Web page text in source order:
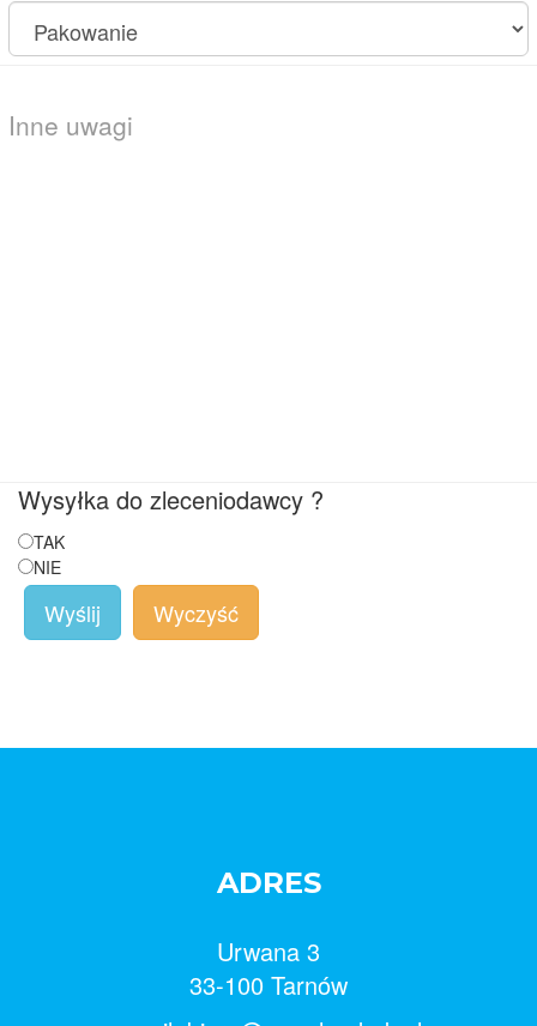
Wysyłka do zleceniodawcy ?
TAK
NIE
Wyślij Wyczyść
ADRES
Urwana 3
33-100 Tarnów